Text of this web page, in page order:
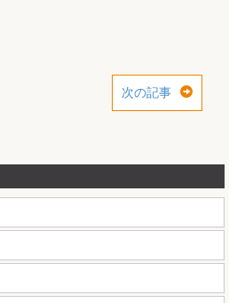
次の記事